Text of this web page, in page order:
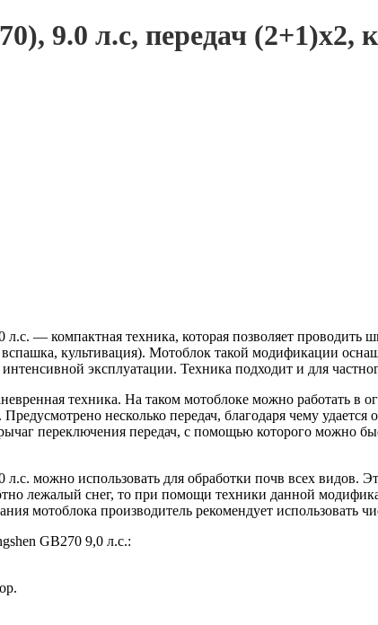
9.0 л.с, передач (2+1)х2,
— компактная техника, которая позволяет проводить
культивация). Мотоблок такой модификации
эксплуатации. Техника подходит и для
техника. На таком мотоблоке можно работать в
несколько передач, благодаря чему
переключения передач, с помощью которого можно
можно использовать для обработки почв всех видов.
лежалый снег, то при помощи техники данной
мотоблока производитель рекомендует использовать
GB270 9,0 л.с.: